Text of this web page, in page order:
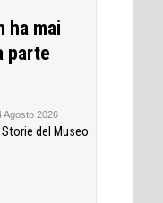
ha mai
parte
Agosto 2026
del Museo